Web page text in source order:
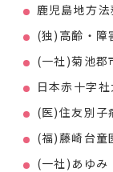
鹿児島地方法
(独)高齢・障
(一社)菊池郡
日本赤十字
(医)住友別子
(福)藤崎台童
(一社)あゆみ